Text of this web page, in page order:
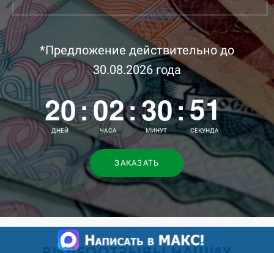
*Предложение действительно до
30.08.2026 года
20:
ДНЕЙ
00
01
02
03
04
05
06
:
ЧАСА
27
28
29
30
31
32
33
34
:
МИНУТ
46
47
48
49
50
51
52
53
СЕКУНД
ЗАКАЗАТЬ